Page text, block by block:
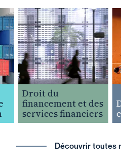
Droit du
financement et des
services financiers
Découvrir toutes